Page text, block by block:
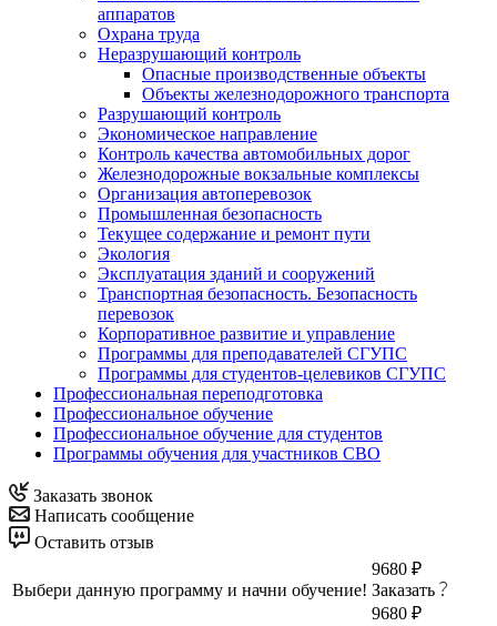
аппаратов
Охрана труда
Неразрушающий контроль
Опасные производственные объекты
Объекты железнодорожного транспорта
Разрушающий контроль
Экономическое направление
Контроль качества автомобильных дорог
Железнодорожные вокзальные комплексы
Организация автоперевозок
Промышленная безопасность
Текущее содержание и ремонт пути
Экология
Эксплуатация зданий и сооружений
Транспортная безопасность. Безопасность
перевозок
Корпоративное развитие и управление
Программы для преподавателей СГУПС
Программы для студентов-целевиков СГУПС
Профессиональная переподготовка
Профессиональное обучение
Профессиональное обучение для студентов
Программы обучения для участников СВО
Заказать звонок
Написать сообщение
Оставить отзыв
Выбери данную программу и начни обучение!
9680 ₽
Заказать
9680 ₽